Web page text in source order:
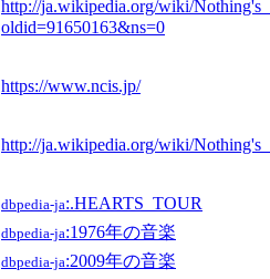
http://ja.wikipedia.org/wiki/
oldid=91650163&ns=0
https://www.ncis.jp/
http://ja.wikipedia.org/wiki/
dbpedia-ja:.HEARTS_TOUR
dbpedia-ja:1976年の音楽
dbpedia-ja:2009年の音楽